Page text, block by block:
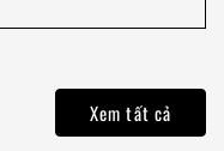
Xem tất cả